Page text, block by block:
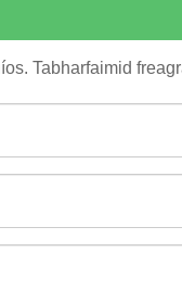
Tabharfaimid